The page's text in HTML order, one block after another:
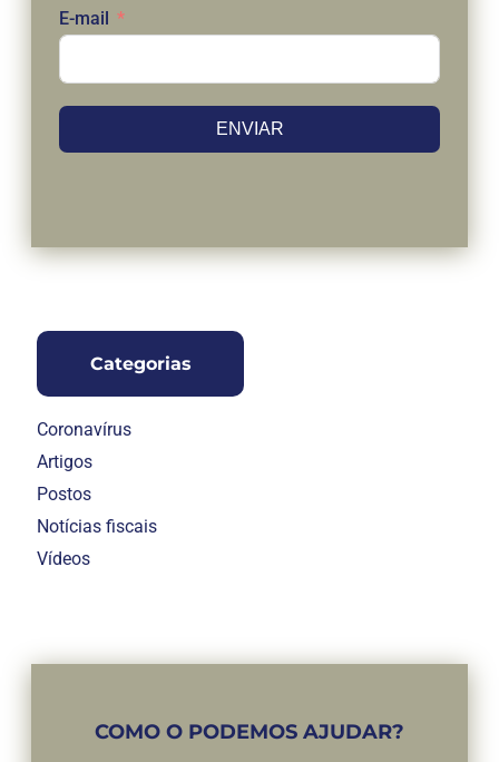
E-mail
ENVIAR
Categorias
Coronavírus
Artigos
Postos
Notícias fiscais
Vídeos
COMO O PODEMOS AJUDAR?